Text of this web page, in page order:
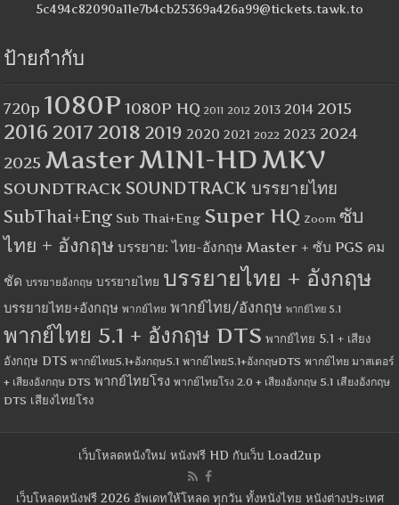
5c494c82090a11e7b4cb25369a426a99@tickets.tawk.to
ป้ายกำกับ
720p 1080P 1080P HQ 2011 2012 2013 2014 2015
2016 2017 2018 2019 2020 2021 2022 2023 2024
2025 MasterMINI-HDMKV
SOUNDTRACK SOUNDTRACK บรรยายไทย
SubThai+Eng Sub Thai+Eng Super HQ Zoom ซับ
ไทย + อังกฤษ บรรยาย: ไทย-อังกฤษ Master + ซับ PGS คม
ชัด บรรยายอังกฤษ บรรยายไทย บรรยายไทย + อังกฤษ
บรรยายไทย+อังกฤษ พากย์ไทย พากย์ไทย/อังกฤษ พากย์ไทย 5.1
พากย์ไทย 5.1 + อังกฤษ DTS พากย์ไทย 5.1 + เสียง
อังกฤษ DTS พากย์ไทย5.1+อังกฤษ5.1 พากย์ไทย5.1+อังกฤษDTS พากย์ไทย มาสเตอร์
+ เสียงอังกฤษ DTS พากย์ไทยโรง พากย์ไทยโรง 2.0 + เสียงอังกฤษ 5.1 เสียงอังกฤษ
DTS เสียงไทยโรง
เว็บโหลดหนังใหม่ หนังฟรี HD กับเว็บ Load2up
เว็บโหลดหนังฟรี 2026 อัพเดทให้โหลด ทุกวัน ทั้งหนังไทย หนังต่างประเทศ